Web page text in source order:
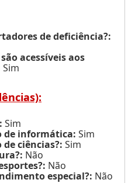
de deficiência?:
acessíveis aos
Sim
Sim
de informática: Sim
ciências?: Sim
Não
Não
especial?: Não